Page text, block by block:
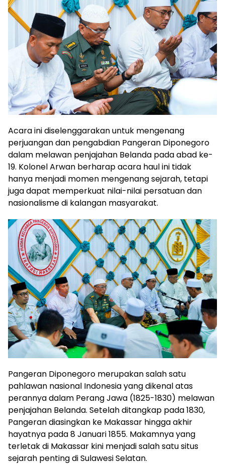
Acara ini diselenggarakan untuk mengenang
perjuangan dan pengabdian Pangeran Diponegoro
dalam melawan penjajahan Belanda pada abad ke-
19. Kolonel Arwan berharap acara haul ini tidak
hanya menjadi momen mengenang sejarah, tetapi
juga dapat memperkuat nilai-nilai persatuan dan
nasionalisme di kalangan masyarakat.
Pangeran Diponegoro merupakan salah satu
pahlawan nasional Indonesia yang dikenal atas
perannya dalam Perang Jawa (1825-1830) melawan
penjajahan Belanda. Setelah ditangkap pada 1830,
Pangeran diasingkan ke Makassar hingga akhir
hayatnya pada 8 Januari 1855. Makamnya yang
terletak di Makassar kini menjadi salah satu situs
sejarah penting di Sulawesi Selatan.